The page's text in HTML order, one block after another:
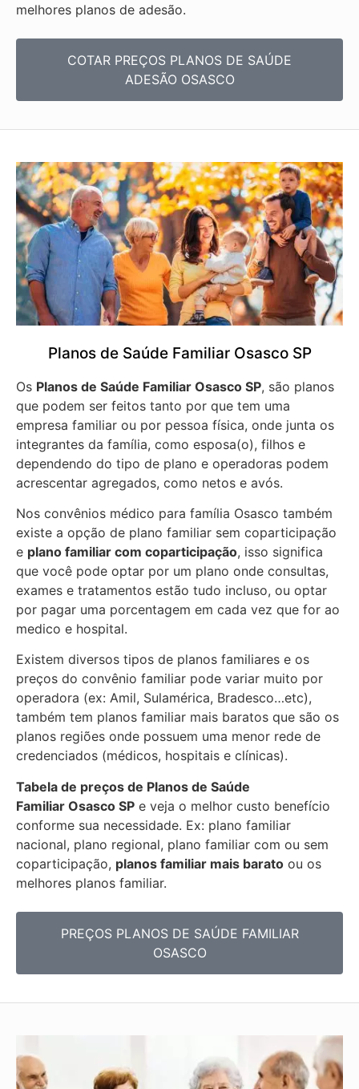
melhores planos de adesão.
COTAR PREÇOS PLANOS DE SAÚDE
ADESÃO OSASCO
Planos de Saúde Familiar Osasco SP
Os Planos de Saúde Familiar Osasco SP, são planos
que podem ser feitos tanto por que tem uma
empresa familiar ou por pessoa física, onde junta os
integrantes da família, como esposa(o), filhos e
dependendo do tipo de plano e operadoras podem
acrescentar agregados, como netos e avós.
Nos convênios médico para família Osasco também
existe a opção de plano familiar sem coparticipação
e plano familiar com coparticipação, isso significa
que você pode optar por um plano onde consultas,
exames e tratamentos estão tudo incluso, ou optar
por pagar uma porcentagem em cada vez que for ao
medico e hospital.
Existem diversos tipos de planos familiares e os
preços do convênio familiar pode variar muito por
operadora (ex: Amil, Sulamérica, Bradesco…etc),
também tem planos familiar mais baratos que são os
planos regiões onde possuem uma menor rede de
credenciados (médicos, hospitais e clínicas).
Tabela de preços de Planos de Saúde
Familiar Osasco SP e veja o melhor custo benefício
conforme sua necessidade. Ex: plano familiar
nacional, plano regional, plano familiar com ou sem
coparticipação, planos familiar mais barato ou os
melhores planos familiar.
PREÇOS PLANOS DE SAÚDE FAMILIAR
OSASCO